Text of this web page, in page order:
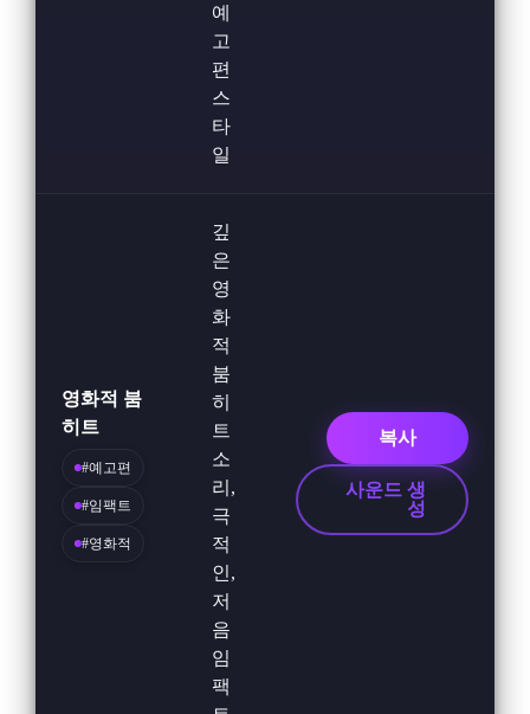
예
고
편
스
타
일
영화적 붐
히트
#예고편
#임팩트
#영화적
깊
은
영
화
적
붐
히
트
소
리,
극
적
인,
저
음
임
팩
복사
사운드 생
성